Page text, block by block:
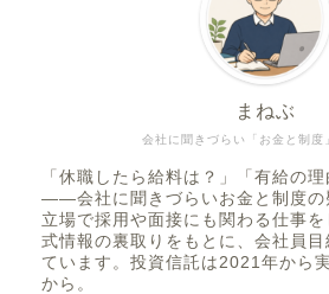
会社に聞きづらい「お金と制度
まねぶ
「休職したら給料は？」「有給の理
——会社に聞きづらいお金と制度の
立場で採用や面接にも関わる仕事
式情報の裏取りをもとに、会社員
ています。投資信託は2021年から
から。